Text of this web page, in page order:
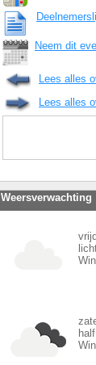
Neem dit
Lees alles
Lees alles
Weersverwachting